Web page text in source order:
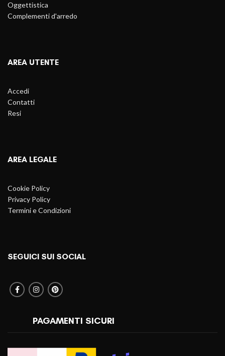
Oggettistica
Complementi d'arredo
AREA UTENTE
Accedi
Contatti
Resi
AREA LEGALE
Cookie Policy
Privacy Policy
Termini e Condizioni
SEGUICI SUI SOCIAL
PAGAMENTI SICURI